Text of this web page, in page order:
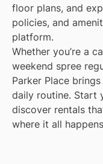
floor plans, and
policies, and
platform.
Whether you’re a
weekend spree
Parker Place
daily routine. Start
discover rentals
where it all